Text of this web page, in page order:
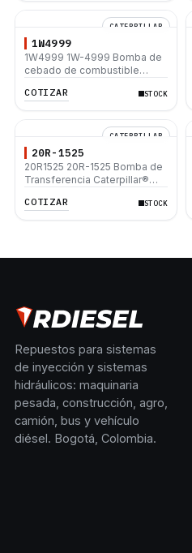
CATERPILLAR
1W4999
1W4999 1W-4999 Bomba de
cebado de combustible
320C 320D 320D L 3116 3208
C27 C32 SR4 SR5 D6R D6N
D8N
COTIZAR STOCK
CATERPILLAR
20R-1525
20R1525 20R-1525 Bomba de
Transferencia Caterpillar®
385B D8R D8T D9T 735C
COTIZAR STOCK
Repuestos para sistemas
de inyección y sistemas
hidráulicos: maquinaria
pesada, construcción, agro,
camión, bus y vehículo
diésel. Bogotá, Colombia.